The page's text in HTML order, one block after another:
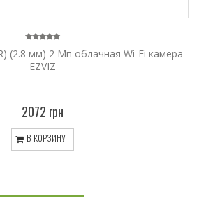
(2.8 мм) 2 Мп облачная Wi-Fi камера
EZVIZ
2072 грн
В КОРЗИНУ